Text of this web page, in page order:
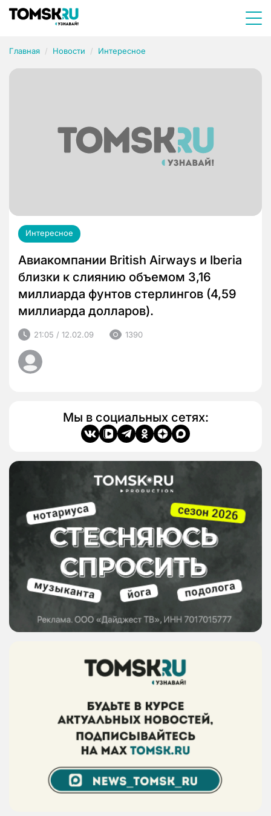
Главная Новости Интересное
Интересное
Авиакомпании British Airways и Iberia
близки к слиянию объемом 3,16
миллиарда фунтов стерлингов (4,59
миллиарда долларов).
21:05 / 12.02.09 1390
Мы в социальных сетях: